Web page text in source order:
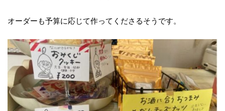
オーダーも予算に応じて作ってくださるそうです。